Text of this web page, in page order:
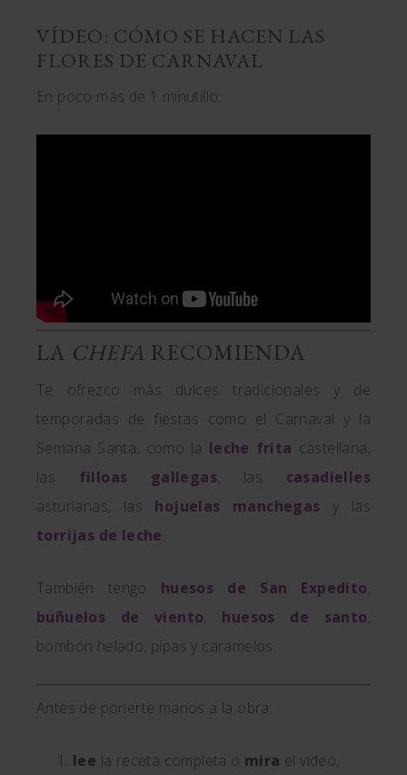
VÍDEO: CÓMO SE HACEN LAS
FLORES DE CARNAVAL
En poco más de 1 minutillo:
LA CHEFA RECOMIENDA
Te ofrezco más dulces tradicionales y de
temporadas de fiestas como el Carnaval y la
Semana Santa, como la leche frita castellana,
las filloas gallegas, las casadielles
asturianas, las hojuelas manchegas y las
torrijas de leche.
También tengo huesos de San Expedito,
buñuelos de viento, huesos de santo,
bombón helado, pipas y caramelos.
Antes de ponerte manos a la obra:
lee la receta completa o mira el vídeo,